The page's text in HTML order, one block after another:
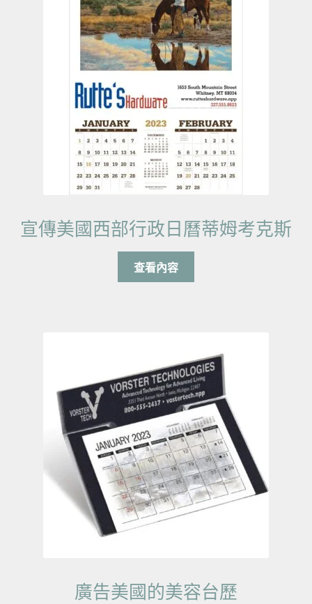
宣傳美國西部行政日曆蒂姆考克斯
查看內容
廣告美國的美容台歷